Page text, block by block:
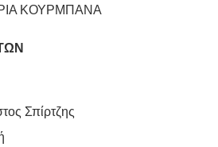
ΚΟΥΡΜΠΑΝΑ
Σπίρτζης